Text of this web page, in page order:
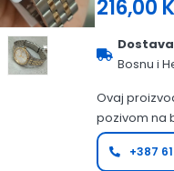
216,00
Bosnu i
Ovaj
pozivom na
+387